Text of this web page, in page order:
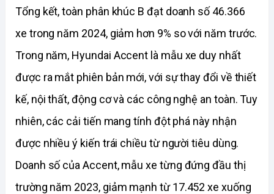
Tổng kết, toàn phân khúc B đạt doanh số 46.366
xe trong năm 2024, giảm hơn 9% so với năm trước.
Trong năm, Hyundai Accent là mẫu xe duy nhất
được ra mắt phiên bản mới, với sự thay đổi về thiết
kế, nội thất, động cơ và các công nghệ an toàn. Tuy
nhiên, các cải tiến mang tính đột phá này nhận
được nhiều ý kiến trái chiều từ người tiêu dùng.
Doanh số của Accent, mẫu xe từng đứng đầu thị
trường năm 2023, giảm mạnh từ 17.452 xe xuống